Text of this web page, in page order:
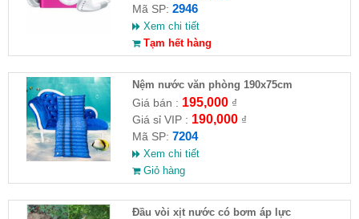
Mã SP: 2946
Xem chi tiết
Tạm hết hàng
Nệm nước văn phòng 190x75cm
Giá bán : 195,000₫
Giá sỉ VIP : 190,000₫
Mã SP: 7204
Xem chi tiết
Giỏ hàng
Đầu vòi xịt nước có bơm áp lực